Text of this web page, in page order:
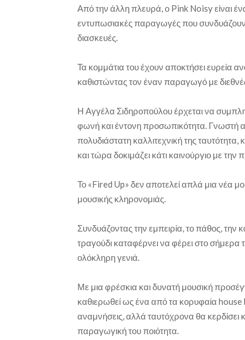
Από την άλλη πλευρά, ο Pink Noisy είναι
εντυπωσιακές παραγωγές που συνδυάζουν
διασκευές.
Τα κομμάτια του έχουν αποκτήσει ευρεία
καθιστώντας τον έναν παραγωγό με
Η Αγγέλα Σιδηροπούλου έρχεται να
φωνή και έντονη προσωπικότητα. Γνωστή
πολυδιάστατη καλλιτεχνική της
και τώρα δοκιμάζει κάτι καινούργιο με
Το «Fired Up» δεν αποτελεί απλά μια νέα
μουσικής κληρονομιάς.
Συνδυάζοντας την εμπειρία, το πάθος, την
τραγούδι καταφέρνει να φέρει στο
ολόκληρη γενιά.
Με μια φρέσκια και δυνατή μουσική
καθιερωθεί ως ένα από τα κορυφαία house
αναμνήσεις, αλλά ταυτόχρονα θα κερδίσει
παραγωγική του ποιότητα.